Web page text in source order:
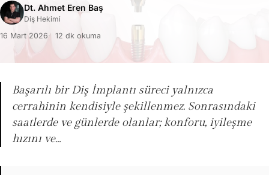
Dt. Ahmet Eren Baş
Diş Hekimi
16 Mart 2026
12 dk okuma
Başarılı bir Diş İmplantı süreci yalnızca
cerrahinin kendisiyle şekillenmez. Sonrasındaki
saatlerde ve günlerde olanlar; konforu, iyileşme
hızını ve…